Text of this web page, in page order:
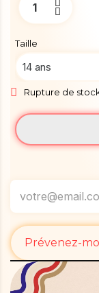
Taille
Rupture de
Prévenez-